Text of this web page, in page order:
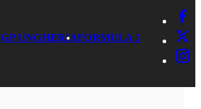
GP UNGHERIAFORMULA 1